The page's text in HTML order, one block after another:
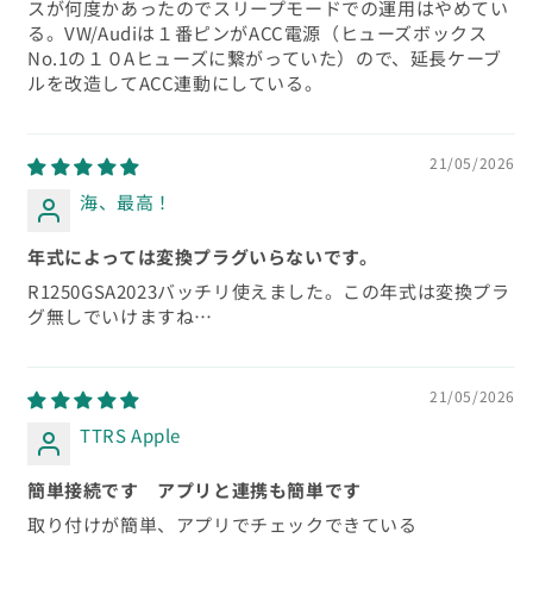
スが何度かあったのでスリープモードでの運用はやめてい
る。VW/Audiは１番ピンがACC電源（ヒューズボックス
No.1の１０Aヒューズに繋がっていた）ので、延長ケーブ
ルを改造してACC連動にしている。
21/05/2026
海、最高！
年式によっては変換プラグいらないです。
R1250GSA2023バッチリ使えました。この年式は変換プラ
グ無しでいけますね…
21/05/2026
TTRS Apple
簡単接続です アプリと連携も簡単です
取り付けが簡単、アプリでチェックできている